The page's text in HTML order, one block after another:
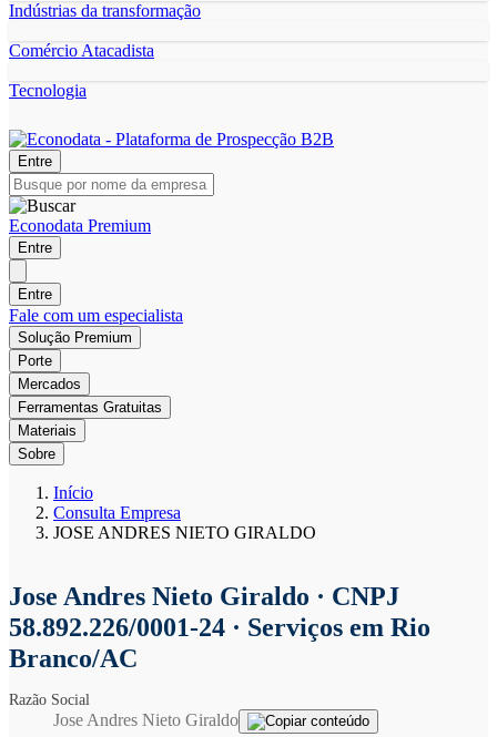
Indústrias da transformação
Comércio Atacadista
Tecnologia
Entre
Econodata Premium
Entre
Entre
Fale com um especialista
Solução Premium
Porte
Mercados
Ferramentas Gratuitas
Materiais
Sobre
Início
Consulta Empresa
JOSE ANDRES NIETO GIRALDO
Jose Andres Nieto Giraldo · CNPJ
58.892.226/0001-24 · Serviços em Rio
Branco/AC
Razão Social
Jose Andres Nieto Giraldo